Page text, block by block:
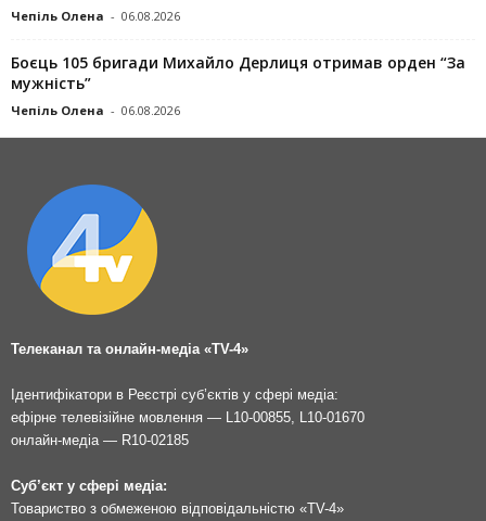
Чепіль Олена - 06.08.2026
Боєць 105 бригади Михайло Дерлиця отримав орден “За
мужність”
Чепіль Олена - 06.08.2026
Телеканал та онлайн-медіа «TV-4»
Ідентифікатори в Реєстрі суб’єктів у сфері медіа:
ефірне телевізійне мовлення — L10-00855, L10-01670
онлайн-медіа — R10-02185
Суб’єкт у сфері медіа:
Товариство з обмеженою відповідальністю «TV-4»